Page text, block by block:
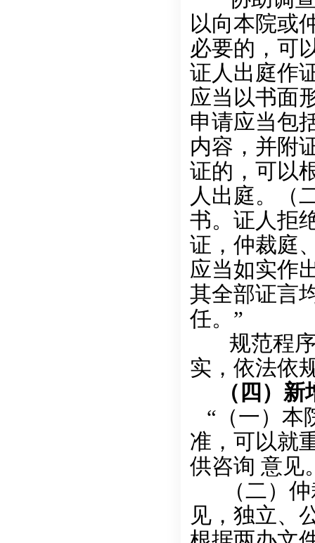
以向本院或
必要的，可
证人出庭作
应当以书面
申请应当包
内容，并附
证的，可以
人出庭。（
书。证人拒
证，仲裁庭
应当如实作
其全部证言
任。”
规范程序
实，依法依
（四）
“（一）本
准，可以就
供咨询 意见
（二）仲
见，独立、